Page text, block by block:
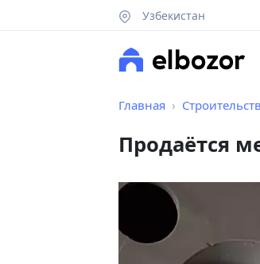
Узбекистан
Главная
Продаётся